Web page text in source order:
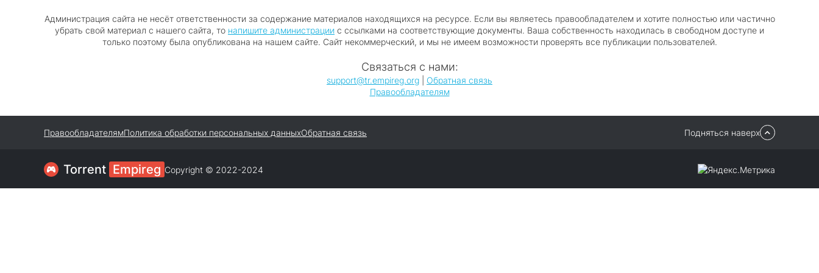
Администрация сайта не несёт ответственности за содержание материалов находящихся на ресурсе. Если вы являетесь правообладателем и хотите полностью или частично
убрать свой материал с нашего сайта, то напишите администрации с ссылками на соответствующие документы. Ваша собственность находилась в свободном доступе и
только поэтому была опубликована на нашем сайте. Сайт некоммерческий, и мы не имеем возможности проверять все публикации пользователей.
Связаться с нами:
support@tr.empireg.org
Обратная связь
Правообладателям
ПравообладателямПолитика обработки персональных данныхОбратная связь Подняться наверх
Torrent Empireg Copyright © 2022-2024